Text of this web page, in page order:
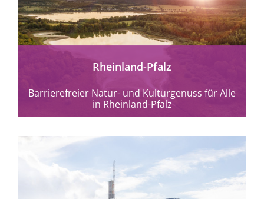
mehr erfahren
Rheinland-Pfalz
Barrierefreier Natur- und Kulturgenuss für Alle
in Rheinland-Pfalz